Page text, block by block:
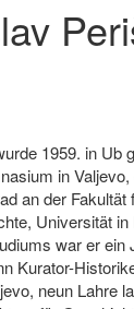
1959. in Ub
in Valjevo,
an der Fakultät
Universität
war er ein
Kurator-
neun Lahre